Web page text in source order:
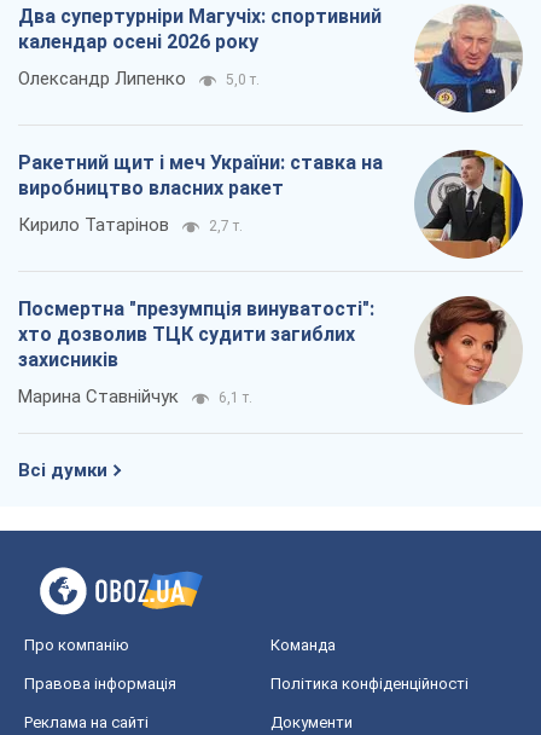
Два супертурніри Магучіх: спортивний
календар осені 2026 року
Олександр Липенко 5,0 т.
Ракетний щит і меч України: ставка на
виробництво власних ракет
Кирило Татарінов 2,7 т.
Посмертна "презумпція винуватості":
хто дозволив ТЦК судити загиблих
захисників
Марина Ставнійчук 6,1 т.
Всі думки
Про компанію Команда
Правова інформація Політика конфіденційності
Реклама на сайті Документи